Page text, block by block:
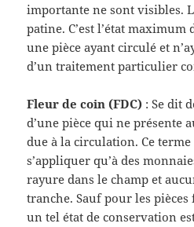
importante ne sont visibles.
patine. C’est l’état
une pièce ayant circulé et
d’un traitement particulier
Fleur de coin (FDC) : Se dit
d’une pièce qui ne présente
due à la circulation. Ce
s’appliquer qu’à des
rayure dans le champ et
tranche. Sauf pour les pièces
un tel état de conservation